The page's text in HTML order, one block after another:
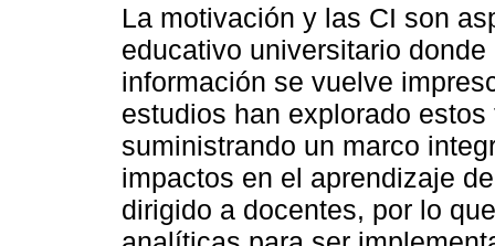
La motivación y las CI son
educativo universitario
información se vuelve
estudios han explorado
suministrando un marco
impactos en el aprendizaje
dirigido a docentes, por lo